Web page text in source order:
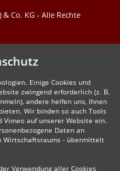
Co. KG - Alle Rechte
Einige Cookies und
zwingend erforderlich (z. B.
andere helfen uns, Ihnen
Wir binden so auch Tools
Vimeo auf unserer Website ein.
Daten an
Wirtschaftsraums - übermittelt
Verwendung aller Cookies